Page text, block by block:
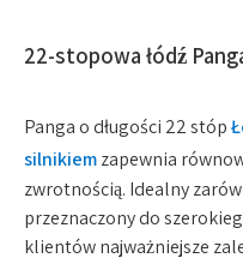
22-stopowa łódź
Panga o długości 22 stóp
silnikiemzapewnia
zwrotnością. Idealny
przeznaczony do
klientów najważniejsze